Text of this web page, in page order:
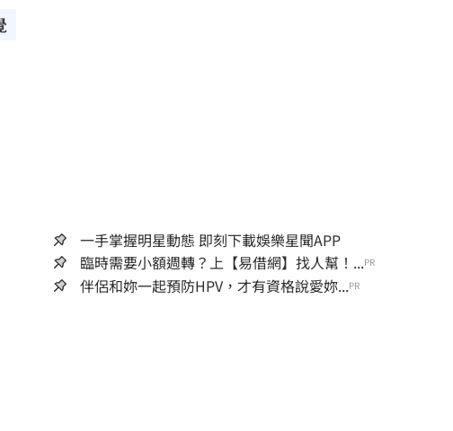
一手掌握明星動態 即刻下載娛樂星聞APP
臨時需要小額週轉？上【易借網】找人幫！...PR
伴侶和妳一起預防HPV，才有資格說愛妳...PR